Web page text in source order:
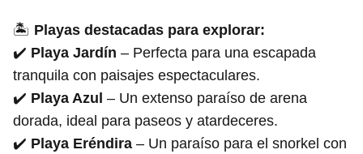
🏝️ Playas destacadas para explorar:
✔️ Playa Jardín – Perfecta para una escapada
tranquila con paisajes espectaculares.
✔️ Playa Azul – Un extenso paraíso de arena
dorada, ideal para paseos y atardeceres.
✔️ Playa Eréndira – Un paraíso para el snorkel con